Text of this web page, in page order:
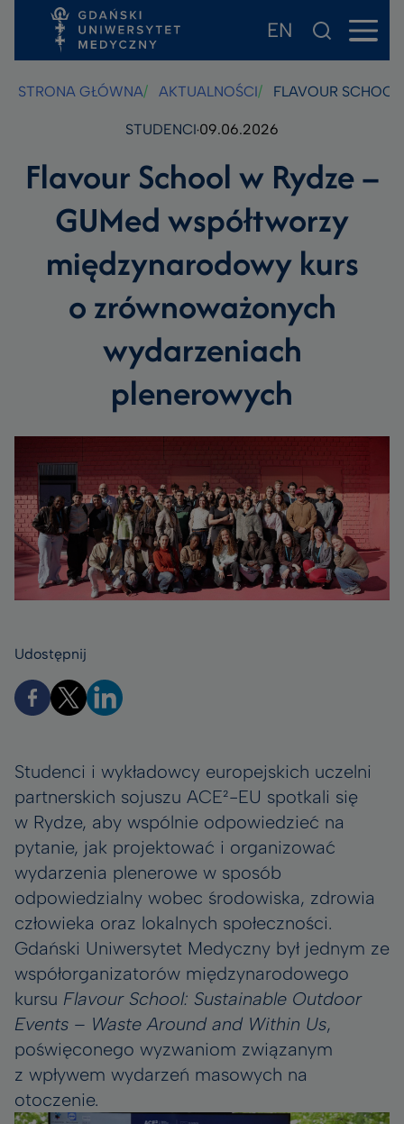
Przejdź
do
treści
Przejdź
do
wyszukiwarki
Przejdź
do
stopki
EN
STRONA GŁÓWNA AKTUALNOŚCI FLAVOUR
STUDENCI 09.06.2026
Flavour School w Rydze –
GUMed współtworzy
międzynarodowy kurs
o zrównoważonych
wydarzeniach
plenerowych
Udostępnij
Studenci i wykładowcy europejskich uczelni
partnerskich sojuszu ACE²-EU spotkali się
w Rydze, aby wspólnie odpowiedzieć na
pytanie, jak projektować i organizować
wydarzenia plenerowe w sposób
odpowiedzialny wobec środowiska, zdrowia
człowieka oraz lokalnych społeczności.
Gdański Uniwersytet Medyczny był jednym ze
współorganizatorów międzynarodowego
kursu Flavour School: Sustainable Outdoor
Events – Waste Around and Within Us,
poświęconego wyzwaniom związanym
z wpływem wydarzeń masowych na
otoczenie.